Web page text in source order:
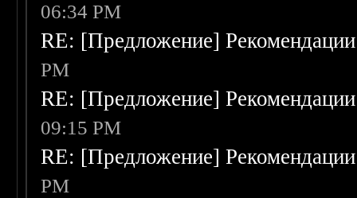
06:34 PM
RE: [Предложение]
PM
RE: [Предложение]
09:15 PM
RE: [Предложение]
PM